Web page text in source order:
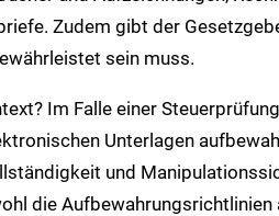
Zudem gibt der
sein muss.
Im Falle einer
Unterlagen
und
die Aufbewahrungsrichtlinien